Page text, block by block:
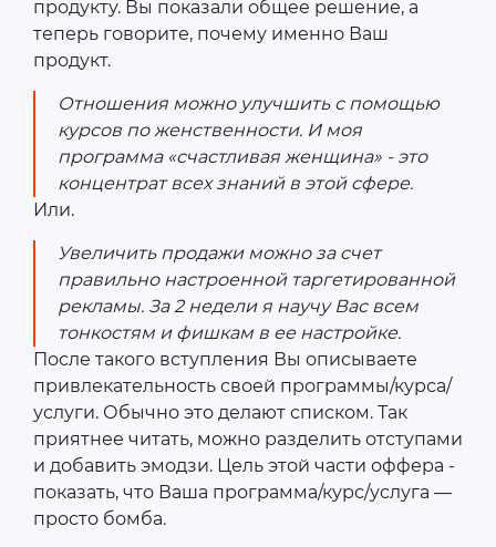
продукту. Вы показали общее решение, а
теперь говорите, почему именно Ваш
продукт.
Отношения можно улучшить с помощью
курсов по женственности. И моя
программа «счастливая женщина» - это
концентрат всех знаний в этой сфере.
Или.
Увеличить продажи можно за счет
правильно настроенной таргетированной
рекламы. За 2 недели я научу Вас всем
тонкостям и фишкам в ее настройке.
После такого вступления Вы описываете
привлекательность своей программы/курса/
услуги. Обычно это делают списком. Так
приятнее читать, можно разделить отступами
и добавить эмодзи. Цель этой части оффера -
показать, что Ваша программа/курс/услуга —
просто бомба.